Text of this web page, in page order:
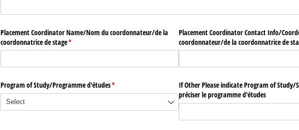
Placement Coordinator Name/​Nom du coordonnateur/​de la
coordonnatrice de stage*
(required)
Placement Coordinator Contact Info/​
coordonnateur/​de la coordonnatrice de
Program of Study/​Programme d'études*
(required)
If Other Please indicate Program of Study/​
préciser le programme d'études